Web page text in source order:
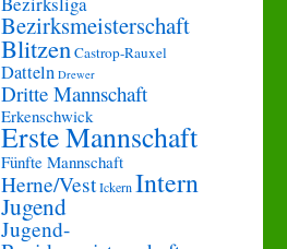
Bezirksmeisterschaft
BlitzenCastrop-Rauxel
Datteln Drewer
Dritte Mannschaft
Erkenschwick
Erste Mannschaft
Fünfte Mannschaft
Herne/VestIckernIntern
Jugend
Jugend-